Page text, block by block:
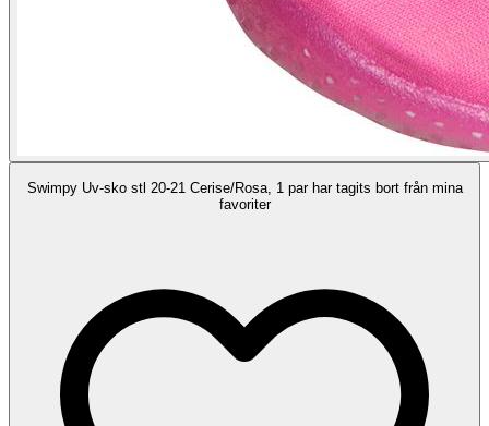
Swimpy Uv-sko stl 20-21 Cerise/Rosa, 1 par har tagits bort från mina
favoriter